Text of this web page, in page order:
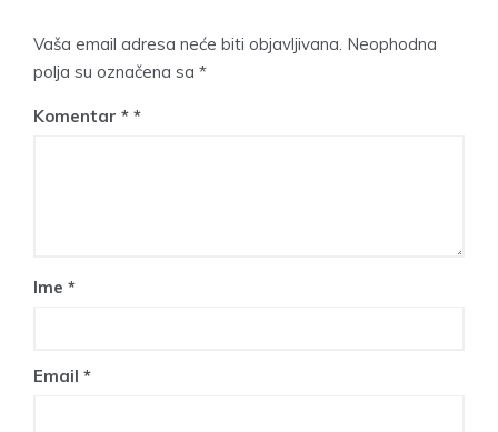
Vaša email adresa neće biti objavljivana. Neophodna
polja su označena sa *
Komentar *
Ime *
Email *